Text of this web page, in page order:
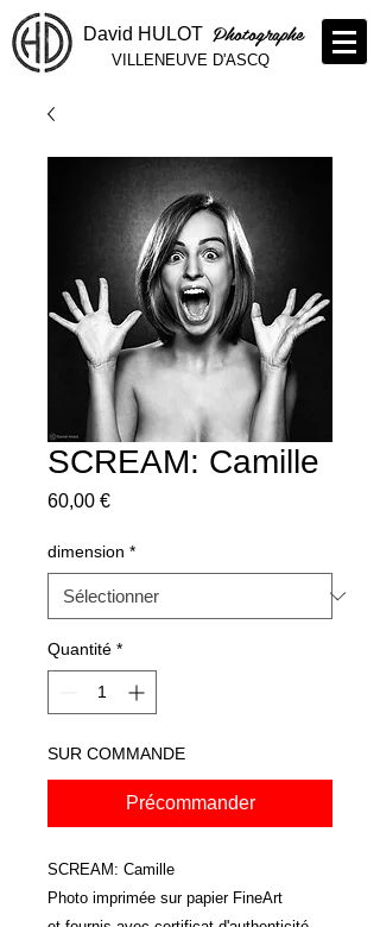
David HULOT Photographe
VILLENEUVE D'ASCQ
SCREAM: Camille
60,00 €Prix
dimension *
Quantité *
SUR COMMANDE
Précommander
SCREAM: Camille
Photo imprimée sur papier FineArt